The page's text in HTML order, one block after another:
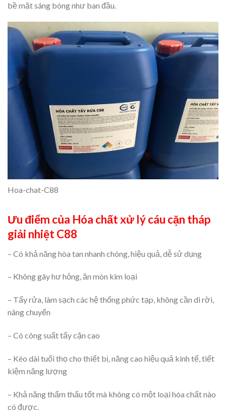
bề mặt sáng bóng như ban đầu.
Hoa-chat-C88
Ưu điểm của Hóa chất xử lý cáu cặn tháp
giải nhiệt C88
– Có khả năng hòa tan nhanh chóng, hiệu quả, dễ sử dụng
– Không gây hư hỏng, ăn mòn kim loại
– Tẩy rửa, làm sạch các hệ thống phức tạp, không cần di rời,
nâng chuyển
– Có công suất tẩy cặn cao
– Kéo dài tuổi thọ cho thiết bị, năng cao hiệu quả kinh tế, tiết
kiệm năng lượng
– Khả năng thẩm thấu tốt mà không có một loại hóa chất nào
có được.